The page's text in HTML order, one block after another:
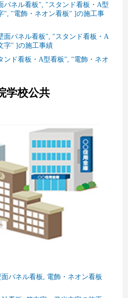
ネル看板", "スタンド看板・A型
", "電飾・ネオン看板" ]の施工事
パネル看板", "スタンド看板・A
字" ]の施工事績
ド看板・A型看板", "電飾・ネオ
学校公共
パネル看板, 電飾・ネオン看板